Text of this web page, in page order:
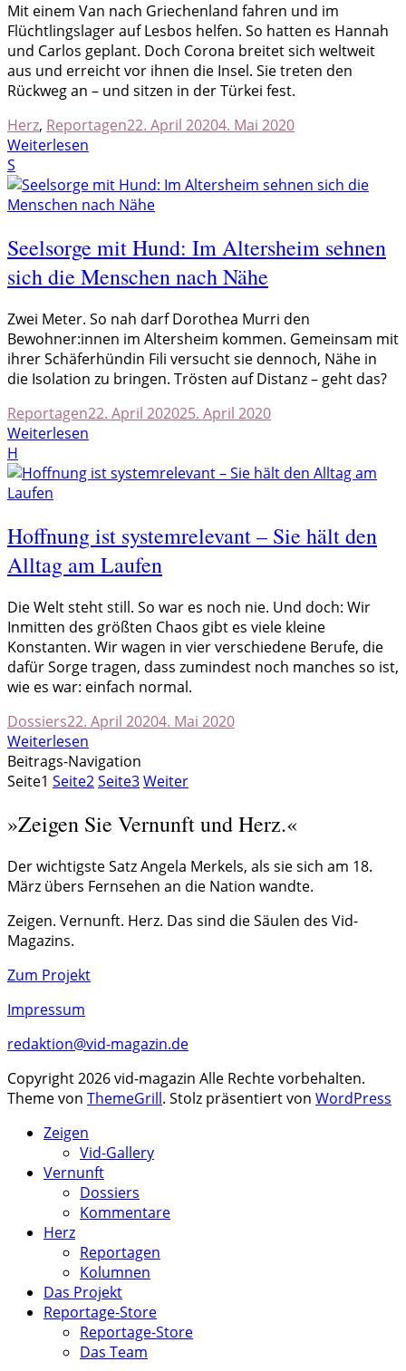
Mit einem Van nach Griechenland fahren und im
Flüchtlingslager auf Lesbos helfen. So hatten es Hannah
und Carlos geplant. Doch Corona breitet sich weltweit
aus und erreicht vor ihnen die Insel. Sie treten den
Rückweg an – und sitzen in der Türkei fest.
Herz, Reportagen22. April 20204. Mai 2020
Weiterlesen
S
Seelsorge mit Hund: Im Altersheim sehnen
sich die Menschen nach Nähe
Zwei Meter. So nah darf Dorothea Murri den
Bewohner:innen im Altersheim kommen. Gemeinsam mit
ihrer Schäferhündin Fili versucht sie dennoch, Nähe in
die Isolation zu bringen. Trösten auf Distanz – geht das?
Reportagen22. April 202025. April 2020
Weiterlesen
H
Hoffnung ist systemrelevant – Sie hält den
Alltag am Laufen
Die Welt steht still. So war es noch nie. Und doch: Wir
Inmitten des größten Chaos gibt es viele kleine
Konstanten. Wir wagen in vier verschiedene Berufe, die
dafür Sorge tragen, dass zumindest noch manches so ist,
wie es war: einfach normal.
Dossiers22. April 20204. Mai 2020
Weiterlesen
Beitrags-Navigation
Seite1 Seite2Seite3Weiter
»Zeigen Sie Vernunft und Herz.«
Der wichtigste Satz Angela Merkels, als sie sich am 18.
März übers Fernsehen an die Nation wandte.
Zeigen. Vernunft. Herz. Das sind die Säulen des Vid-
Magazins.
Zum Projekt
Impressum
redaktion@vid-magazin.de
Copyright 2026 vid-magazin Alle Rechte vorbehalten.
Theme von ThemeGrill. Stolz präsentiert von WordPress
Zeigen
Vid-Gallery
Vernunft
Dossiers
Kommentare
Herz
Reportagen
Kolumnen
Das Projekt
Reportage-Store
Reportage-Store
Das Team